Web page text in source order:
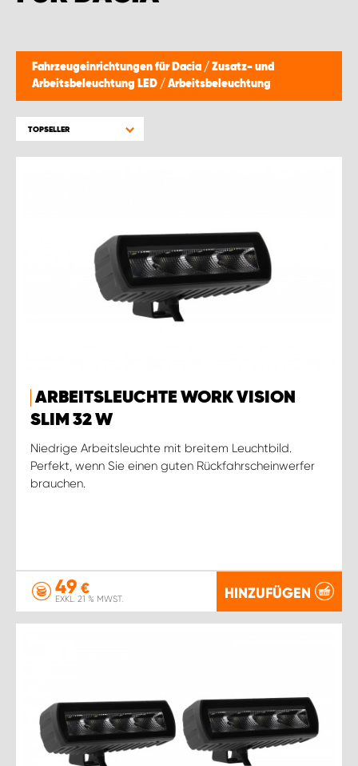
Fahrzeugeinrichtungen für Dacia / Zusatz- und
Arbeitsbeleuchtung LED / Arbeitsbeleuchtung
TOPSELLER
ARBEITSLEUCHTE WORK VISION
SLIM 32 W
Niedrige Arbeitsleuchte mit breitem Leuchtbild.
Perfekt, wenn Sie einen guten Rückfahrscheinwerfer
brauchen.
49 €
EXKL. 21 % MWST. HINZUFÜGEN
WORK SYSTEM BRÜSSEL
WORK SYSTEM LIMBURG-KEMPEN
WORK SYSTEM WORK SYSTEM BRÜGGE